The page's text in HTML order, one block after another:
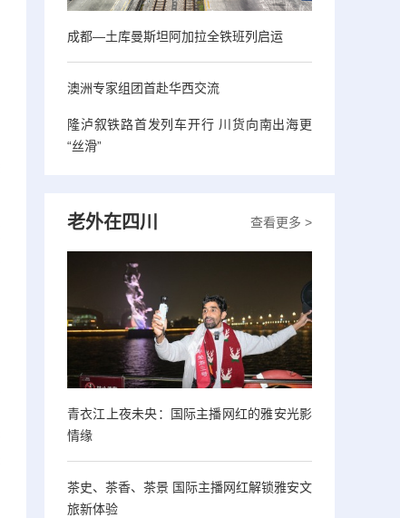
成都—土库曼斯坦阿加拉全铁班列启运
澳洲专家组团首赴华西交流
隆泸叙铁路首发列车开行 川货向南出海更
“丝滑”
查看更多 >
老外在四川
青衣江上夜未央：国际主播网红的雅安光影
情缘
茶史、茶香、茶景 国际主播网红解锁雅安文
旅新体验